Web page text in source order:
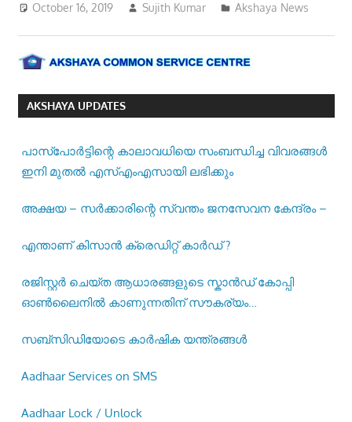
October 16, 2019 Sujith Kumar Akshaya News
AKSHAYA UPDATES
പാസ്‌പോര്‍ട്ടിന്റെ കാലാവധിയെ സംബന്ധിച്ച വിവരങ്ങള്‍
ഇനി മുതല്‍ എസ്എംഎസായി ലഭിക്കും
അക്ഷയ – സർക്കാരിന്റെ സ്വന്തം ജനസേവന കേന്ദ്രം –
എന്താണ് കിസാൻ ക്രെഡിറ്റ് കാർഡ് ?
രജിസ്റ്റര്‍ ചെയ്ത ആധാരങ്ങളുടെ സ്കാന്‍ഡ് കോപ്പി
ഓണ്‍ലൈനില്‍ കാണുന്നതിന് സൗകര്യം
സബ്സിഡിയോടെ കാർഷിക യന്ത്രങ്ങൾ
Aadhaar Services on SMS
Aadhaar Lock / Unlock